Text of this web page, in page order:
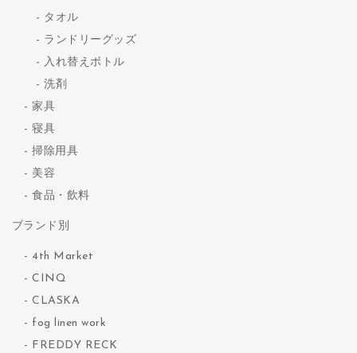
タオル
ランドリーグッズ
入れ替えボトル
洗剤
家具
寝具
掃除用具
美容
食品・飲料
ブランド別
4th Market
CINQ
CLASKA
fog linen work
FREDDY RECK